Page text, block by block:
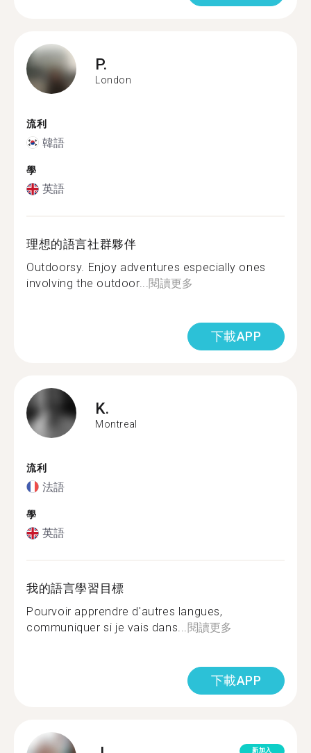
P.
London
流利
韓語
學
英語
理想的語言社群夥伴
Outdoorsy. Enjoy adventures especially ones
involving the outdoor...閱讀更多
下載APP
K.
Montreal
流利
法語
學
英語
我的語言學習目標
Pourvoir apprendre d'autres langues,
communiquer si je vais dans...閱讀更多
下載APP
新加入